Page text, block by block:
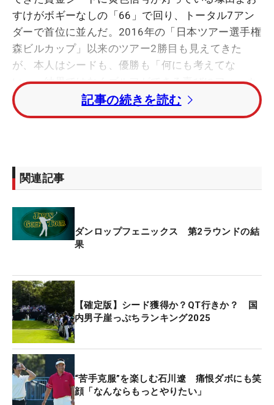
すけがボギーなしの「66」で回り、トータル7アン
ダーで首位に並んだ。2016年の「日本ツアー選手権
森ビルカップ」以来のツアー2勝目も見えてきた
が、本人はシードも、優勝も「何にも考えてな
い」。結果ではなくゴルフができる喜びにフォーカ
スしている。
か分からないのがキツイ。ここ数週間は少しひらめ
いたこともあって、どっちに飛ぶなっていうのがあ
ましたね」。曲がらないわけではないが、曲がって
も想定の範囲内。一時は棄権を含めて、決勝ラウン
ドに進めない試合が4試合続いたが、直近の5試合で
残り2試合がシード獲得に向けた正念場となるが、
塚田は「何にも考えていない」と繰り返す。「夏場
はもがいていたけど、人間諦めるんですよ。もうい
いや、そろそろかなって。昔だったらソワソワし
て、自分にプッシャーかけて自滅してたと思うけ
ど、何を言ったって、何を言われたって状況は変わ
らない。結果は分からないけど、明日も普通にゴル
記事の続きを読む
関連記事
ダンロップフェニックス 第2ラウンドの結
果
【確定版】シード獲得か？QT行きか？ 国
内男子崖っぷちランキング2025
“苦手克服”を楽しむ石川遼 痛恨ダボにも笑
顔「なんならもっとやりたい」